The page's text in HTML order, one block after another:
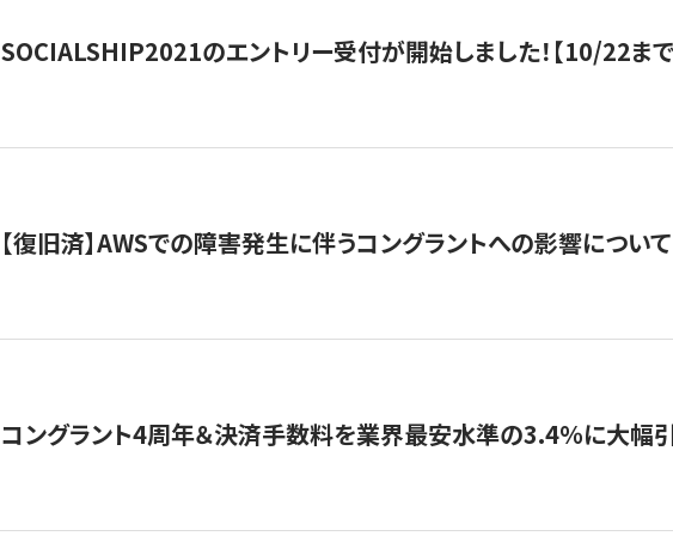
SOCIALSHIP2021のエントリー受付が開始しました！【10/22まで
【復旧済】AWSでの障害発生に伴うコングラントへの影響について
コングラント4周年＆決済手数料を業界最安水準の3.4％に大幅